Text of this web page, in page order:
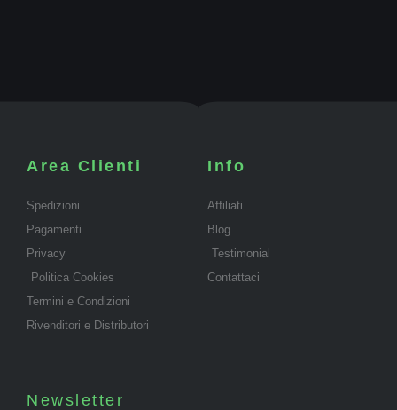
Area Clienti
Spedizioni
Pagamenti
Privacy
Politica Cookies
Termini e Condizioni
Rivenditori e Distributori
Info
Affiliati
Blog
Testimonial
Contattaci
Newsletter